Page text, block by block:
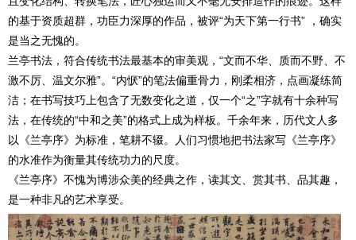
的基于资质超群，功臣力深厚的作品，被评“为天下第一行书” ，确实
是当之无愧的。
兰亭书法，符合传统书法最基本的审美观，“文而不华、质而不野、不
激不厉、温文尔雅”。“内恹”的笔法偏重骨力，刚柔相济，点画凝练简
洁；在书写技巧上包含了无数变化之道，仅一个“之”字就有十余种写
法，在传统的“中和之美”的格式上成为样板。千余年来，历代文人多
以《兰亭序》为标准，笔耕不辍。人们习惯地把书法家写《兰亭序》
的水准作为衡量其传统功力的尺度。
《兰亭序》不愧为博涉众美的经典之作，读其文、赏其书、品其趣，
是一种非凡的艺术享受。